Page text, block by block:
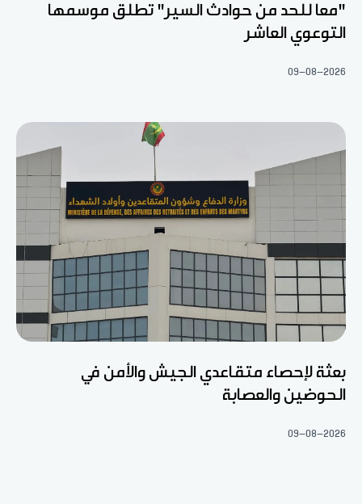
"معا للحد من حوادث السير" تطلق موسمها
التوعوي العاشر
09-08-2026
بعثة لإحصاء متقاعدي الجيش والأمن في
الحوضين والعصابة
09-08-2026